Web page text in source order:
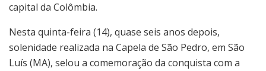
capital da Colômbia.
Nesta quinta-feira (14), quase seis anos depois,
solenidade realizada na Capela de São Pedro, em São
Luís (MA), selou a comemoração da conquista com a